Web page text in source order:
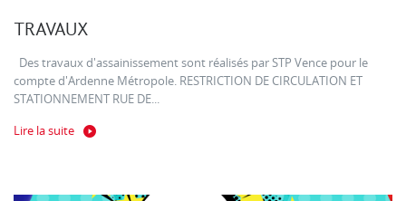
TRAVAUX
Des travaux d'assainissement sont réalisés par STP Vence pour le
compte d'Ardenne Métropole. RESTRICTION DE CIRCULATION ET
STATIONNEMENT RUE DE...
Lire la suite